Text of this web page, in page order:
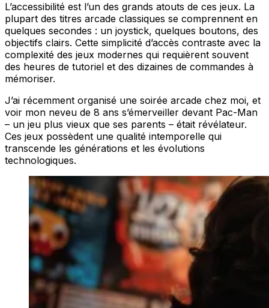
L’accessibilité est l’un des grands atouts de ces jeux. La
plupart des titres arcade classiques se comprennent en
quelques secondes : un joystick, quelques boutons, des
objectifs clairs. Cette simplicité d’accès contraste avec la
complexité des jeux modernes qui requièrent souvent
des heures de tutoriel et des dizaines de commandes à
mémoriser.
J’ai récemment organisé une soirée arcade chez moi, et
voir mon neveu de 8 ans s’émerveiller devant Pac-Man
– un jeu plus vieux que ses parents – était révélateur.
Ces jeux possèdent une qualité intemporelle qui
transcende les générations et les évolutions
technologiques.